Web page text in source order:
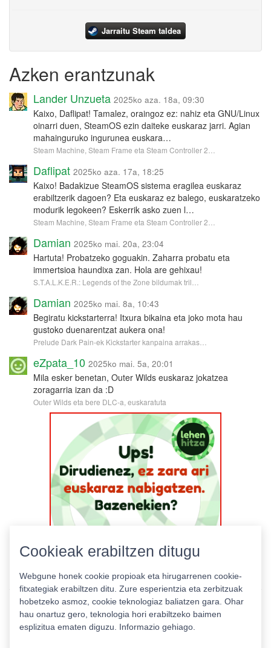
Jarraitu Steam taldea
Azken erantzunak
Lander Unzueta 2025ko aza. 18a, 09:30
Kaixo, Daflipat! Tamalez, oraingoz ez: nahiz eta GNU/Linux
oinarri duen, SteamOS ezin daiteke euskaraz jarri. Agian
mahainguruko ingurunea euskara…
Steam Machine, Steam Frame eta Steam Controller 2…
Daflipat 2025ko aza. 17a, 18:25
Kaixo! Badakizue SteamOS sistema eragilea euskaraz
erabiltzerik dagoen? Eta euskaraz ez balego, euskaratzeko
modurik legokeen? Eskerrik asko zuen l…
Steam Machine, Steam Frame eta Steam Controller 2…
Damian 2025ko mai. 20a, 23:04
Hartuta! Probatzeko goguakin. Zaharra probatu eta
immertsioa haundixa zan. Hola are gehixau!
S.T.A.L.K.E.R.: Legends of the Zone bildumak tril…
Damian 2025ko mai. 8a, 10:43
Begiratu kickstarterra! Itxura bikaina eta joko mota hau
gustoko duenarentzat aukera ona!
Prelude Dark Pain-ek Kickstarter kanpaina arrakas…
eZpata_10 2025ko mai. 5a, 20:01
Mila esker benetan, Outer Wilds euskaraz jokatzea
zoragarria izan da :D
Outer Wilds eta bere DLC-a, euskaratuta
Cookieak erabiltzen ditugu
Webgune honek cookie propioak eta hirugarrenen cookie-
fitxategiak erabiltzen ditu. Zure esperientzia eta zerbitzuak
hobetzeko asmoz, cookie teknologiaz baliatzen gara. Ohar
hau onartuz gero, teknologia hori erabiltzeko baimen
esplizitua ematen diguzu. Informazio gehiago.